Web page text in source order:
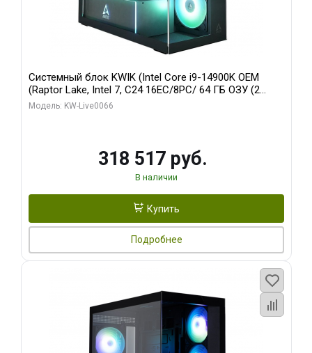
Системный блок KWIK (Intel Core i9-14900K OEM
(Raptor Lake, Intel 7, C24 16EC/8PC/ 64 ГБ ОЗУ (2
модуля)/ Gigabyte RTX5080 XTREME WATERFORCE
Модель: KW-Live0066
318 517 руб.
В наличии
Купить
Подробнее